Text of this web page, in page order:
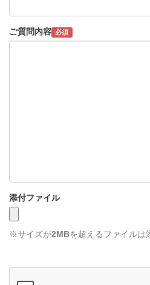
ご質問内容 必須
添付ファイル
※サイズが2MBを超えるファイルは